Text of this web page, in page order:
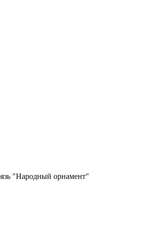
"Народный орнамент"